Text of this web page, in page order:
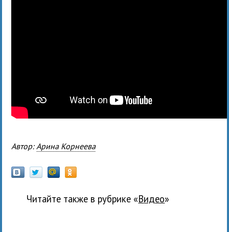
Автор: Арина Корнеева
Читайте также в рубрике « Видео»